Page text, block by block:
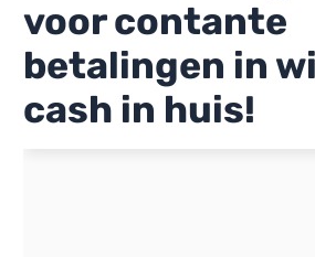
voor contante
betalingen in
cash in huis!